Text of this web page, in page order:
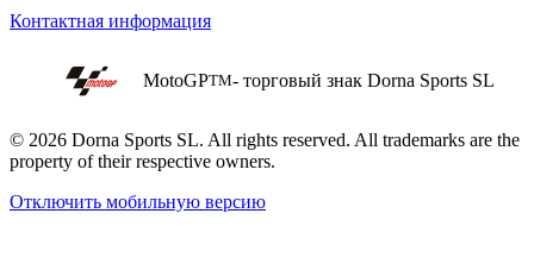
Контактная информация
MotoGPTM- торговый знак Dorna Sports SL
© 2026 Dorna Sports SL. All rights reserved. All trademarks are the
property of their respective owners.
Отключить мобильную версию